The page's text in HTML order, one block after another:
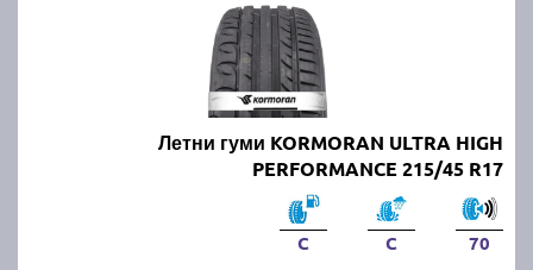
Летни гуми KORMORAN ULTRA HIGH
PERFORMANCE 215/45 R17
C C 70